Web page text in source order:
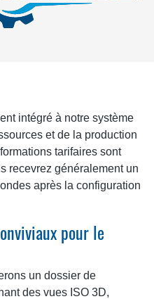
intégré à notre système
et de la production
tarifaires sont
recevrez généralement un
après la configuration
pour le
un dossier de
des vues ISO 3D,